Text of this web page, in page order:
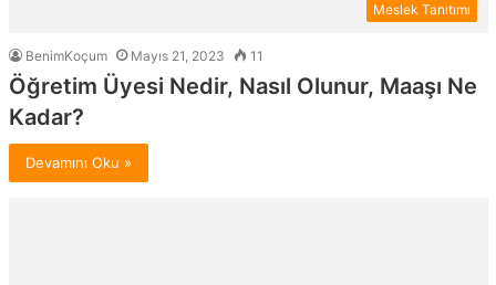
Meslek Tanıtımı
BenimKoçum Mayıs 21, 2023 11
Öğretim Üyesi Nedir, Nasıl Olunur, Maaşı Ne
Kadar?
Devamını Oku »